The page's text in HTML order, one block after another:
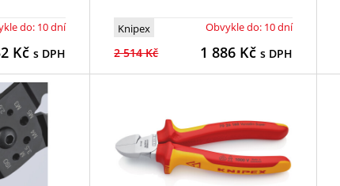
do: 10 dní
Kčs DPH
Knipex Obvykle do: 10 dní
2 514 Kč 1 886 Kčs DPH